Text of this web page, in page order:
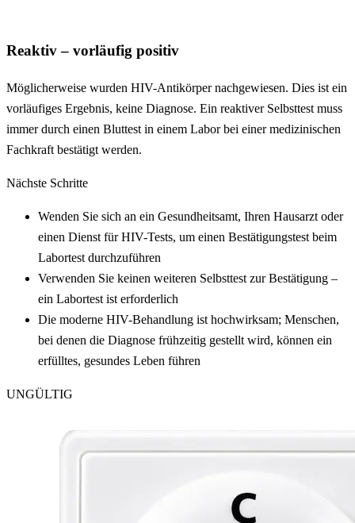
Reaktiv – vorläufig positiv
Möglicherweise wurden HIV-Antikörper nachgewiesen. Dies ist ein
vorläufiges Ergebnis, keine Diagnose. Ein reaktiver Selbsttest muss
immer durch einen Bluttest in einem Labor bei einer medizinischen
Fachkraft bestätigt werden.
Nächste Schritte
Wenden Sie sich an ein Gesundheitsamt, Ihren Hausarzt oder
einen Dienst für HIV-Tests, um einen Bestätigungstest beim
Labortest durchzuführen
Verwenden Sie keinen weiteren Selbsttest zur Bestätigung –
ein Labortest ist erforderlich
Die moderne HIV-Behandlung ist hochwirksam; Menschen,
bei denen die Diagnose frühzeitig gestellt wird, können ein
erfülltes, gesundes Leben führen
UNGÜLTIG